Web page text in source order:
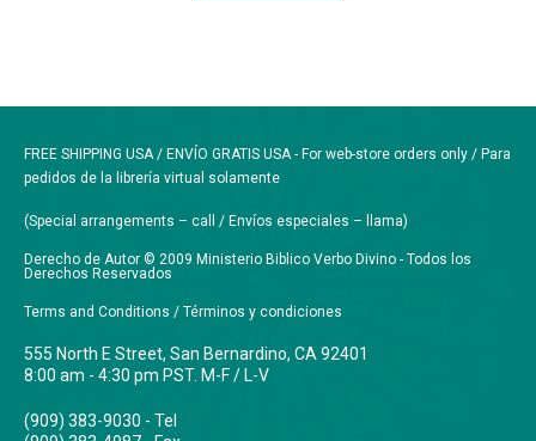
FREE SHIPPING USA / ENVÍO GRATIS USA - For web-store orders only / Para
pedidos de la librería virtual solamente
(Special arrangements – call / Envíos especiales – llama)
Derecho de Autor © 2009 Ministerio Biblico Verbo Divino - Todos los
Derechos Reservados
Terms and Conditions / Términos y condiciones
555 North E Street, San Bernardino, CA 92401
8:00 am - 4:30 pm PST. M-F / L-V
(909) 383-9030 - Tel